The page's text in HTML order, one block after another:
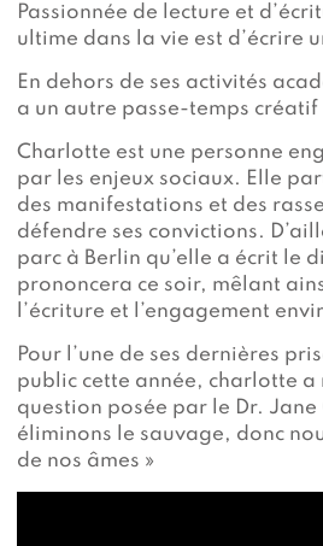
Passionnée de lecture et
ultime dans la vie est d’écrire
En dehors de ses activités
a un autre passe-temps créatif
Charlotte est une personne
par les enjeux sociaux. Elle
des manifestations et des
défendre ses convictions.
parc à Berlin qu’elle a écrit le
prononcera ce soir, mêlant
l’écriture et l’engagement
Pour l’une de ses dernières
public cette année, charlotte a
question posée par le Dr. Jane
éliminons le sauvage, donc
de nos âmes »